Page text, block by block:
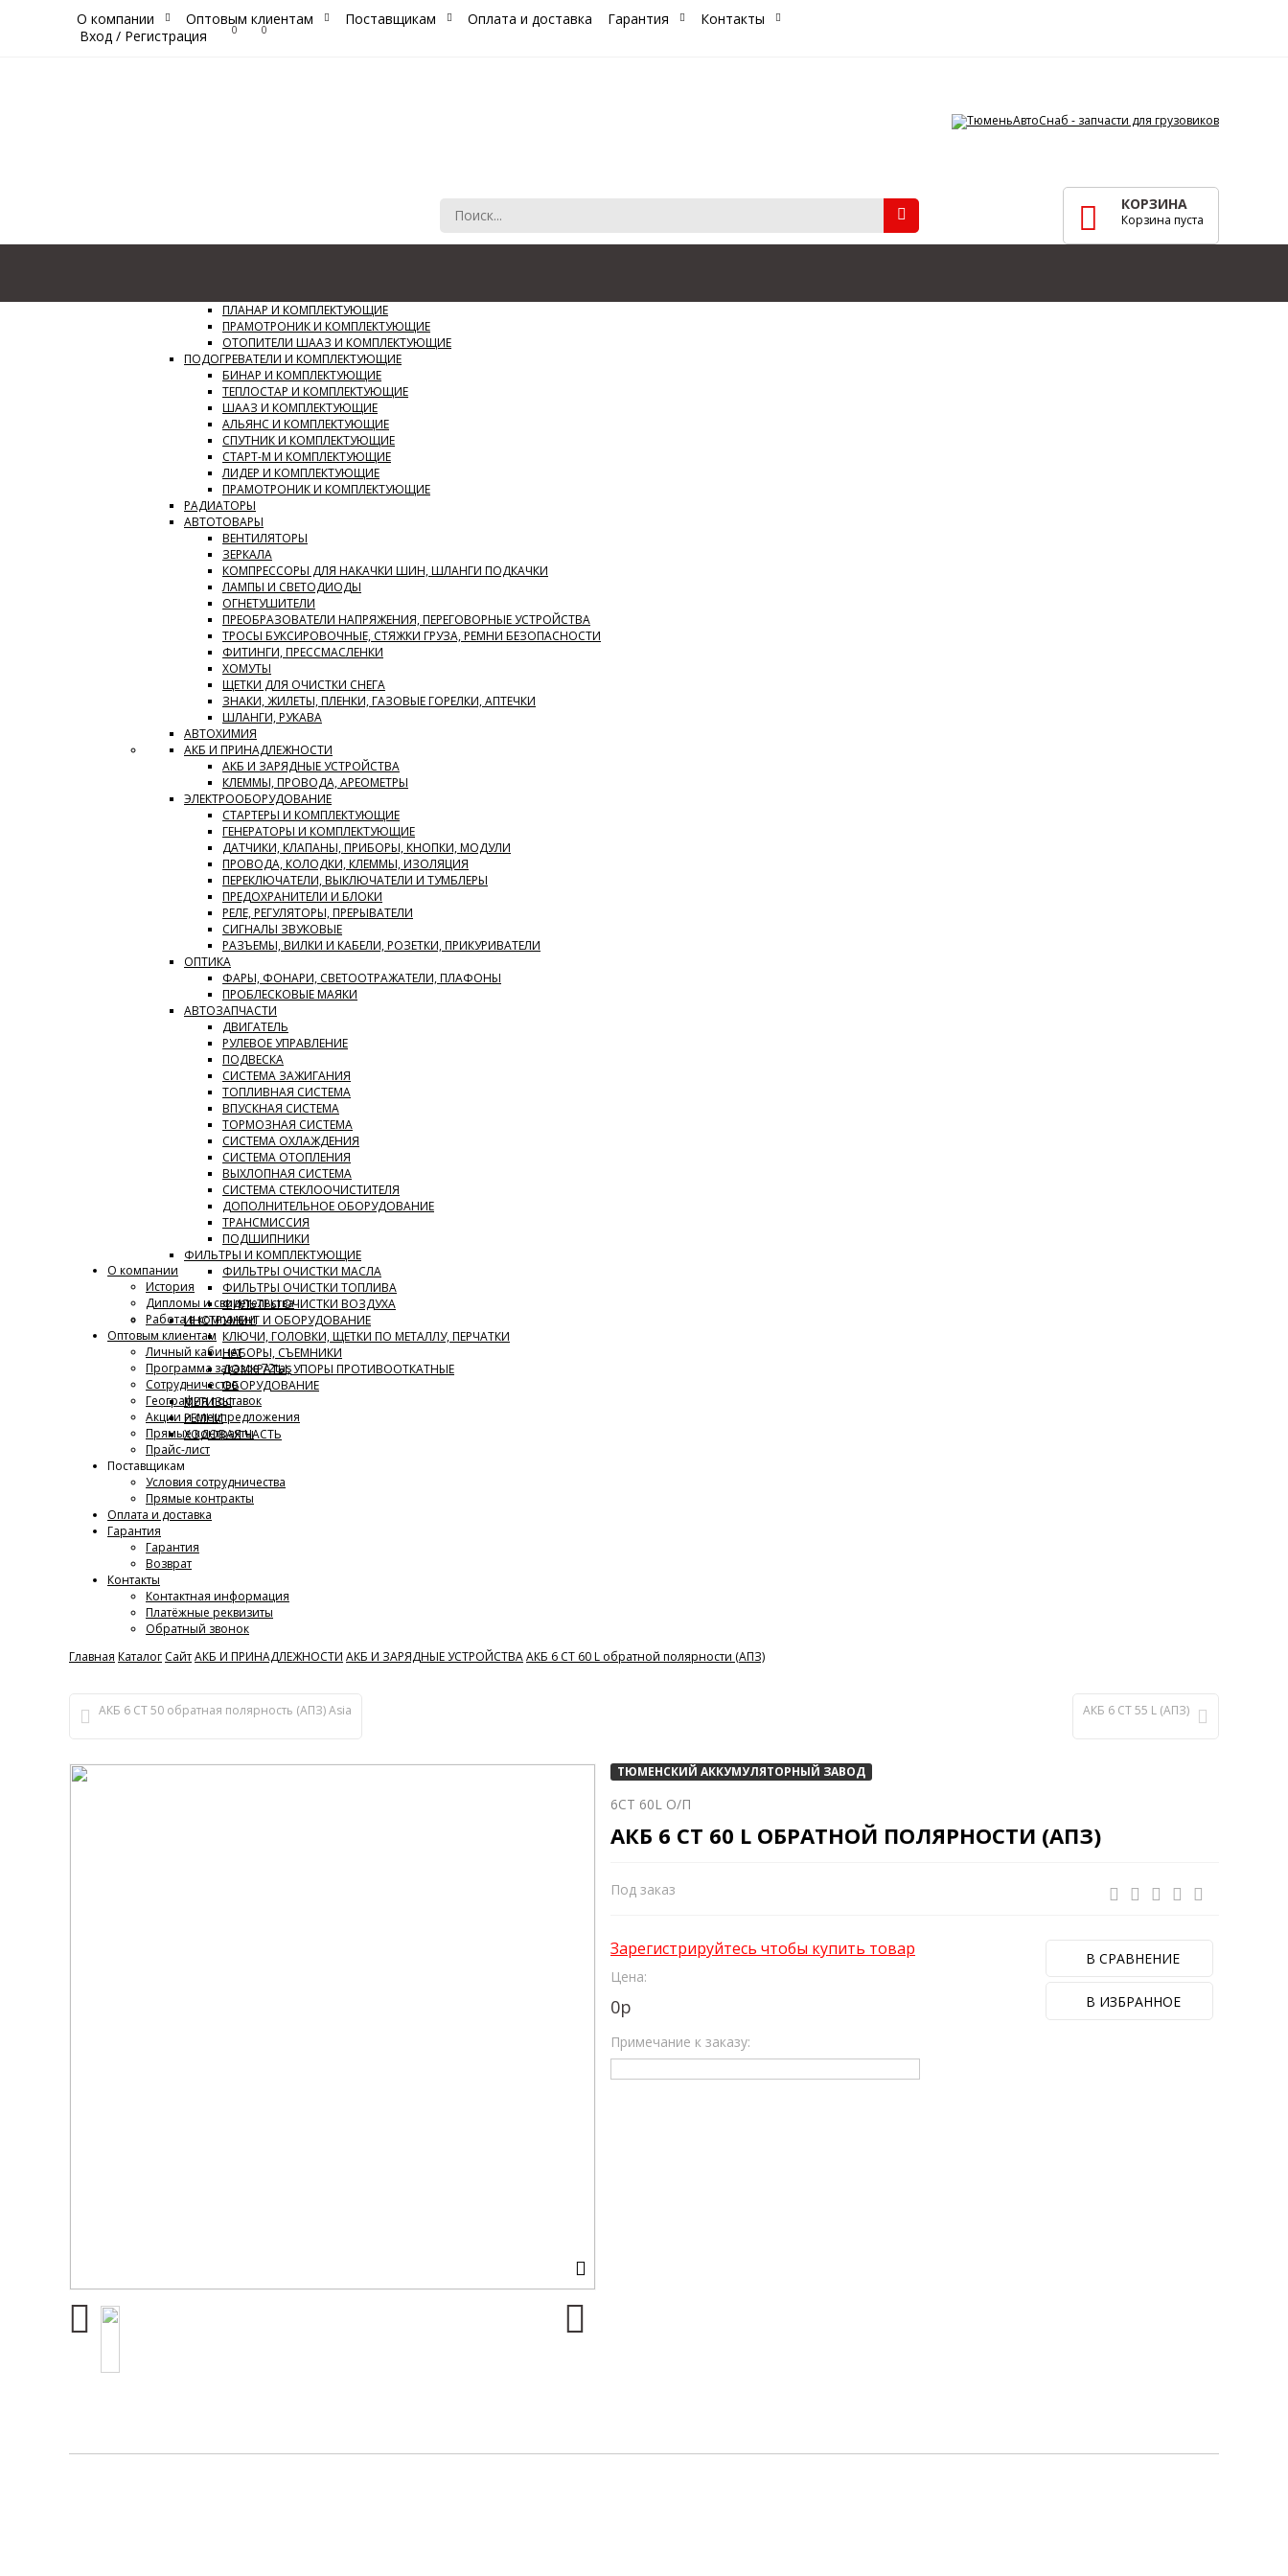
О компании Оптовым клиентам Поставщикам Оплата и доставка Гарантия
Контакты
Вход / Регистрация 0 0
КОРЗИНА
Корзина пуста
ПЛАНАР И КОМПЛЕКТУЮЩИЕ
ПРАМОТРОНИК И КОМПЛЕКТУЮЩИЕ
ОТОПИТЕЛИ ШААЗ И КОМПЛЕКТУЮЩИЕ
ПОДОГРЕВАТЕЛИ И КОМПЛЕКТУЮЩИЕ
БИНАР И КОМПЛЕКТУЮЩИЕ
ТЕПЛОСТАР И КОМПЛЕКТУЮЩИЕ
ШААЗ И КОМПЛЕКТУЮЩИЕ
АЛЬЯНС И КОМПЛЕКТУЮЩИЕ
СПУТНИК И КОМПЛЕКТУЮЩИЕ
СТАРТ-М И КОМПЛЕКТУЮЩИЕ
ЛИДЕР И КОМПЛЕКТУЮЩИЕ
ПРАМОТРОНИК И КОМПЛЕКТУЮЩИЕ
РАДИАТОРЫ
АВТОТОВАРЫ
ВЕНТИЛЯТОРЫ
ЗЕРКАЛА
КОМПРЕССОРЫ ДЛЯ НАКАЧКИ ШИН, ШЛАНГИ ПОДКАЧКИ
ЛАМПЫ И СВЕТОДИОДЫ
ОГНЕТУШИТЕЛИ
ПРЕОБРАЗОВАТЕЛИ НАПРЯЖЕНИЯ, ПЕРЕГОВОРНЫЕ УСТРОЙСТВА
ТРОСЫ БУКСИРОВОЧНЫЕ, СТЯЖКИ ГРУЗА, РЕМНИ БЕЗОПАСНОСТИ
ФИТИНГИ, ПРЕССМАСЛЕНКИ
ХОМУТЫ
ЩЕТКИ ДЛЯ ОЧИСТКИ СНЕГА
ЗНАКИ, ЖИЛЕТЫ, ПЛЕНКИ, ГАЗОВЫЕ ГОРЕЛКИ, АПТЕЧКИ
ШЛАНГИ, РУКАВА
АВТОХИМИЯ
АКБ И ПРИНАДЛЕЖНОСТИ
АКБ И ЗАРЯДНЫЕ УСТРОЙСТВА
КЛЕММЫ, ПРОВОДА, АРЕОМЕТРЫ
ЭЛЕКТРООБОРУДОВАНИЕ
СТАРТЕРЫ И КОМПЛЕКТУЮЩИЕ
ГЕНЕРАТОРЫ И КОМПЛЕКТУЮЩИЕ
ДАТЧИКИ, КЛАПАНЫ, ПРИБОРЫ, КНОПКИ, МОДУЛИ
ПРОВОДА, КОЛОДКИ, КЛЕММЫ, ИЗОЛЯЦИЯ
ПЕРЕКЛЮЧАТЕЛИ, ВЫКЛЮЧАТЕЛИ И ТУМБЛЕРЫ
ПРЕДОХРАНИТЕЛИ И БЛОКИ
РЕЛЕ, РЕГУЛЯТОРЫ, ПРЕРЫВАТЕЛИ
СИГНАЛЫ ЗВУКОВЫЕ
РАЗЪЕМЫ, ВИЛКИ И КАБЕЛИ, РОЗЕТКИ, ПРИКУРИВАТЕЛИ
ОПТИКА
ФАРЫ, ФОНАРИ, СВЕТООТРАЖАТЕЛИ, ПЛАФОНЫ
ПРОБЛЕСКОВЫЕ МАЯКИ
АВТОЗАПЧАСТИ
ДВИГАТЕЛЬ
РУЛЕВОЕ УПРАВЛЕНИЕ
ПОДВЕСКА
СИСТЕМА ЗАЖИГАНИЯ
ТОПЛИВНАЯ СИСТЕМА
ВПУСКНАЯ СИСТЕМА
ТОРМОЗНАЯ СИСТЕМА
СИСТЕМА ОХЛАЖДЕНИЯ
СИСТЕМА ОТОПЛЕНИЯ
ВЫХЛОПНАЯ СИСТЕМА
СИСТЕМА СТЕКЛООЧИСТИТЕЛЯ
ДОПОЛНИТЕЛЬНОЕ ОБОРУДОВАНИЕ
ТРАНСМИССИЯ
ПОДШИПНИКИ
ФИЛЬТРЫ И КОМПЛЕКТУЮЩИЕ
ФИЛЬТРЫ ОЧИСТКИ МАСЛА
ФИЛЬТРЫ ОЧИСТКИ ТОПЛИВА
ФИЛЬТРЫ ОЧИСТКИ ВОЗДУХА
ИНСТРУМЕНТ И ОБОРУДОВАНИЕ
КЛЮЧИ, ГОЛОВКИ, ЩЕТКИ ПО МЕТАЛЛУ, ПЕРЧАТКИ
НАБОРЫ, СЪЕМНИКИ
ДОМКРАТЫ, УПОРЫ ПРОТИВООТКАТНЫЕ
ОБОРУДОВАНИЕ
МЕТИЗЫ
РЕМНИ
ХОДОВАЯ ЧАСТЬ
О компании
История
Дипломы и свидетельства
Работа в компании
Оптовым клиентам
Личный кабинет
Программа заказов 72tas
Сотрудничество
География поставок
Акции и спецпредложения
Прямые контракты
Прайс-лист
Поставщикам
Условия сотрудничества
Прямые контракты
Оплата и доставка
Гарантия
Гарантия
Возврат
Контакты
Контактная информация
Платёжные реквизиты
Обратный звонок
Главная Каталог СайтАКБ И ПРИНАДЛЕЖНОСТИ АКБ И ЗАРЯДНЫЕ УСТРОЙСТВААКБ 6 СТ 60 L обратной полярности (АПЗ)
АКБ 6 СТ 50 обратная полярность (АПЗ) Asia АКБ 6 СТ 55 L (АПЗ)
ТЮМЕНСКИЙ АККУМУЛЯТОРНЫЙ ЗАВОД
6СТ 60L О/П
АКБ 6 СТ 60 L ОБРАТНОЙ ПОЛЯРНОСТИ (АПЗ)
Под заказ
Зарегистрируйтесь чтобы купить товар
Цена:
0р
Примечание к заказу:
В СРАВНЕНИЕ
В ИЗБРАННОЕ